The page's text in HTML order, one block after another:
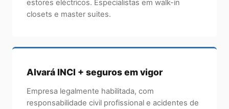
estores eléctricos. Especialistas em walk-in
closets e master suites.
Alvará INCI + seguros em vigor
Empresa legalmente habilitada, com
responsabilidade civil profissional e acidentes de